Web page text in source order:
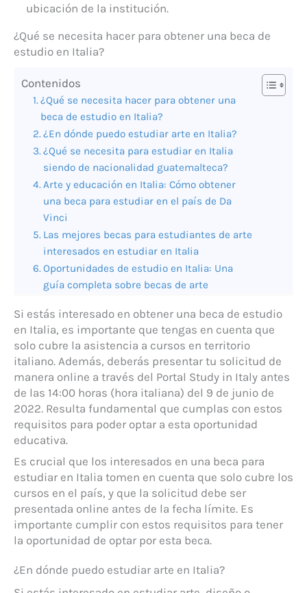
ubicación de la institución.
¿Qué se necesita hacer para obtener una beca de
estudio en Italia?
Contenidos
¿Qué se necesita hacer para obtener una
beca de estudio en Italia?
¿En dónde puedo estudiar arte en Italia?
¿Qué se necesita para estudiar en Italia
siendo de nacionalidad guatemalteca?
Arte y educación en Italia: Cómo obtener
una beca para estudiar en el país de Da
Vinci
Las mejores becas para estudiantes de arte
interesados en estudiar en Italia
Oportunidades de estudio en Italia: Una
guía completa sobre becas de arte
Si estás interesado en obtener una beca de estudio
en Italia, es importante que tengas en cuenta que
solo cubre la asistencia a cursos en territorio
italiano. Además, deberás presentar tu solicitud de
manera online a través del Portal Study in Italy antes
de las 14:00 horas (hora italiana) del 9 de junio de
2022. Resulta fundamental que cumplas con estos
requisitos para poder optar a esta oportunidad
educativa.
Es crucial que los interesados en una beca para
estudiar en Italia tomen en cuenta que solo cubre los
cursos en el país, y que la solicitud debe ser
presentada online antes de la fecha límite. Es
importante cumplir con estos requisitos para tener
la oportunidad de optar por esta beca.
¿En dónde puedo estudiar arte en Italia?